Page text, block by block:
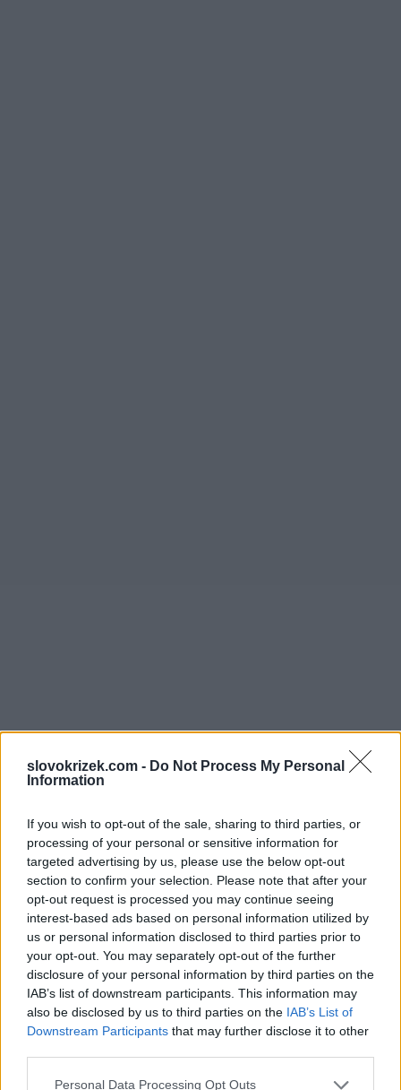
slovokrizek.com - Do Not Process My Personal
Information
If you wish to opt-out of the sale, sharing to third parties, or
processing of your personal or sensitive information for
targeted advertising by us, please use the below opt-out
section to confirm your selection. Please note that after your
opt-out request is processed you may continue seeing
interest-based ads based on personal information utilized by
us or personal information disclosed to third parties prior to
your opt-out. You may separately opt-out of the further
disclosure of your personal information by third parties on the
IAB’s list of downstream participants. This information may
also be disclosed by us to third parties on the IAB’s List of
Downstream Participants that may further disclose it to other
Personal Data Processing Opt Outs